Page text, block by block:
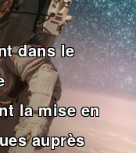
dans le
la mise en
auprès